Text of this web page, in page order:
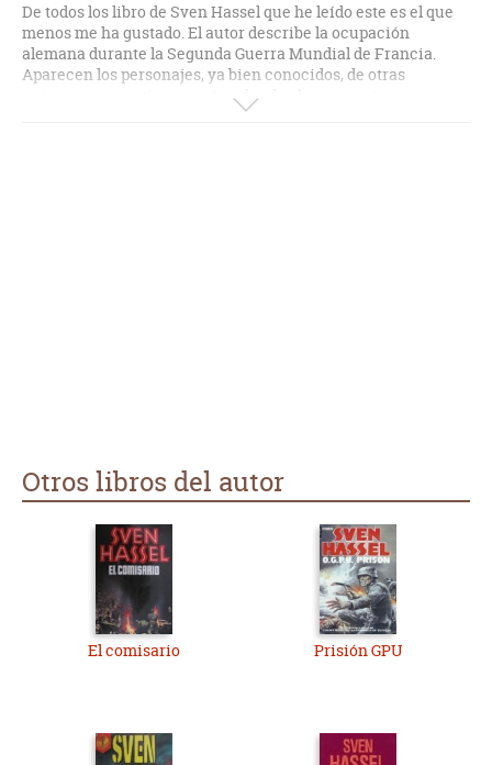
De todos los libro de Sven Hassel que he leído este es el que
menos me ha gustado. El autor describe la ocupación
alemana durante la Segunda Guerra Mundial de Francia.
Aparecen los personajes, ya bien conocidos, de otras
entregas, pero existen partes, donde el argumento que no
guardan la coherencia y te hacen perder el hilo de la historia.
Otros libros del autor
El comisario Prisión GPU